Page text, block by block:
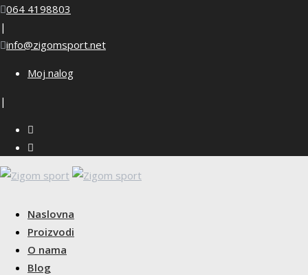
Skip
to
content
064 4198803
|
info@zigomsport.net
Moj nalog
|
Naslovna
Proizvodi
O nama
Blog